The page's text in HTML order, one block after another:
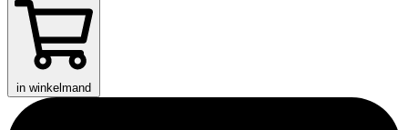
in winkelmand